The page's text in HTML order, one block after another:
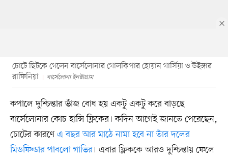
চোটে ছিটকে গেলেন বার্সেলোনার গোলকিপার হোয়ান গার্সিয়া ও উইঙ্গার
রাফিনিয়া
বার্সেলোনা ইনস্টাগ্রাম
কপালে দুশ্চিন্তার ভাঁজ বোধ হয় একটু একটু করে বাড়ছে
বার্সেলোনার কোচ হান্সি ফ্লিকের। কদিন আগেই জানতে পেরেছেন,
চোটের কারণে এ বছর আর মাঠে নামা হবে না তাঁর দলের
মিডফিল্ডার পাবলো গাভির। এবার ফ্লিককে আরও দুশ্চিন্তায় ফেলে